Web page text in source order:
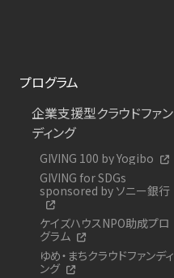
プログラム
企業支援型クラウドファン
ディング
GIVING 100 by Yogibo
GIVING for SDGs
sponsored by ソニー銀行
ケイズハウスNPO助成プロ
グラム
ゆめ・まちクラウドファンディ
ング